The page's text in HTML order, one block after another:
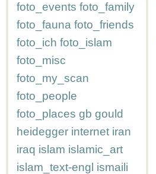
foto_events foto_family
foto_fauna foto_friends
foto_ich foto_islam
foto_misc
foto_my_scan
foto_people
foto_places gb gould
heidegger internet iran
iraq islam islamic_art
islam_text-engl ismaili